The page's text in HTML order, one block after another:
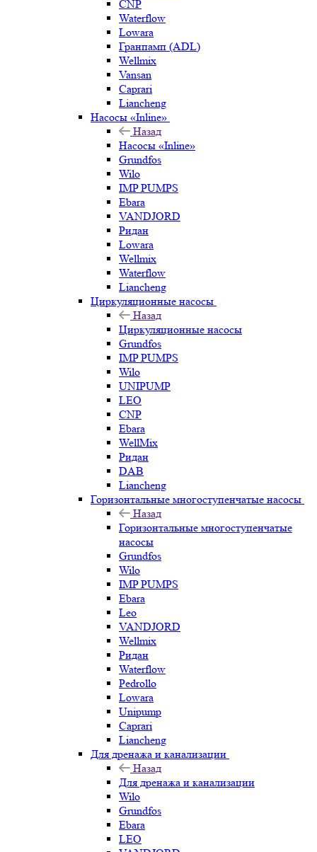
CNP
Waterflow
Lowara
Гранпамп (ADL)
Wellmix
Vansan
Caprari
Liancheng
Насосы «Inline»
Назад
Насосы «Inline»
Grundfos
Wilo
IMP PUMPS
Ebara
VANDJORD
Ридан
Lowara
Wellmix
Waterflow
Liancheng
Циркуляционные насосы
Назад
Циркуляционные насосы
Grundfos
IMP PUMPS
Wilo
UNIPUMP
LEO
CNP
Ebara
WellMix
Ридан
DAB
Liancheng
Горизонтальные многоступенчатые насосы
Назад
Горизонтальные многоступенчатые
насосы
Grundfos
Wilo
IMP PUMPS
Ebara
Leo
VANDJORD
Wellmix
Ридан
Waterflow
Pedrollo
Lowara
Unipump
Caprari
Liancheng
Для дренажа и канализации
Назад
Для дренажа и канализации
Wilo
Grundfos
Ebara
LEO